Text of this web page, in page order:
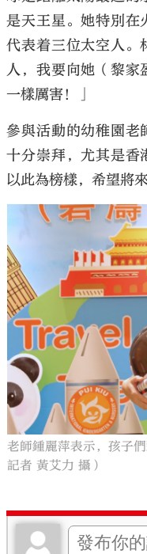
是天王星。她特別在
代表着三位太空人。
人，我要向她（黎家
一樣厲害！」
參與活動的幼稚園老
十分崇拜，尤其是香
以此為榜樣，希望將
老師鍾麗萍表示，孩子
記者 黃艾力 攝）